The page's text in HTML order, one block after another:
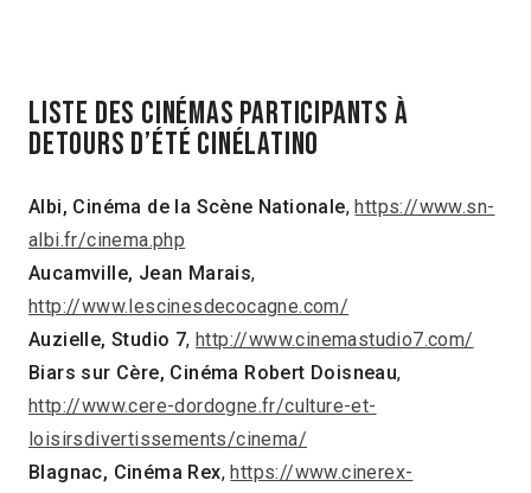
LISTE DES CINÉMAS PARTICIPANTS À
DETOURS D’ÉTÉ CINÉLATINO
Albi, Cinéma de la Scène Nationale, https://www.sn-
albi.fr/cinema.php
Aucamville, Jean Marais,
http://www.lescinesdecocagne.com/
Auzielle, Studio 7, http://www.cinemastudio7.com/
Biars sur Cère, Cinéma Robert Doisneau,
http://www.cere-dordogne.fr/culture-et-
loisirsdivertissements/cinema/
Blagnac, Cinéma Rex, https://www.cinerex-